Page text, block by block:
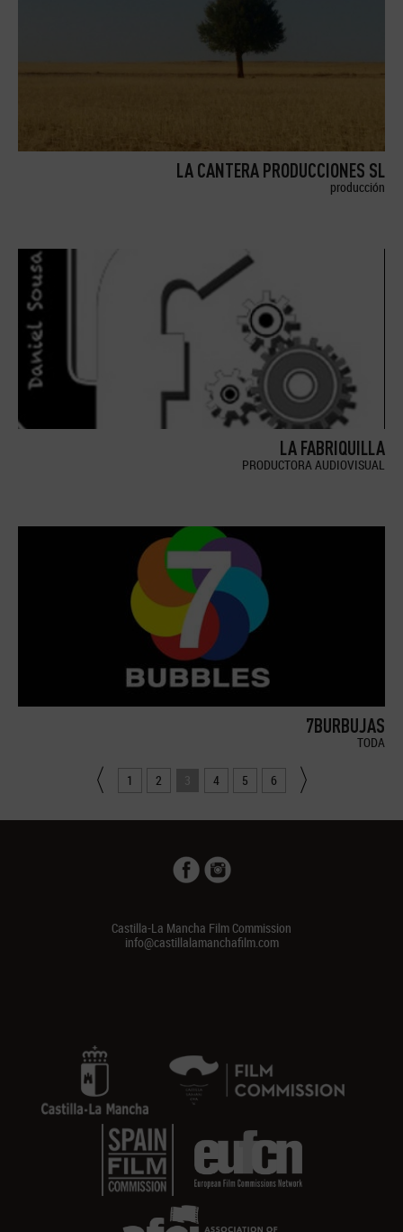
LA CANTERA PRODUCCIONES SL
producción
LA FABRIQUILLA
PRODUCTORA AUDIOVISUAL
7BURBUJAS
TODA
1 2 3 4 5 6
Castilla-La Mancha Film Commission
info@castillalamanchafilm.com